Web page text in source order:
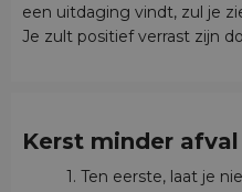
een uitdaging vindt, zul je
Je zult positief verrast zijn
Kerst minder afval
1. Ten eerste, laat je